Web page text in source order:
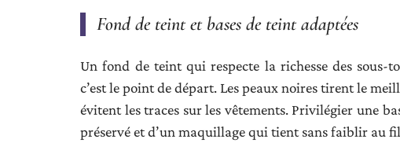
Fond de teint et bases de teint adaptées
Un fond de teint qui respecte la richesse des sous-
c’est le point de départ. Les peaux noires tirent le
évitent les traces sur les vêtements. Privilégier une
préservé et d’un maquillage qui tient sans faiblir au